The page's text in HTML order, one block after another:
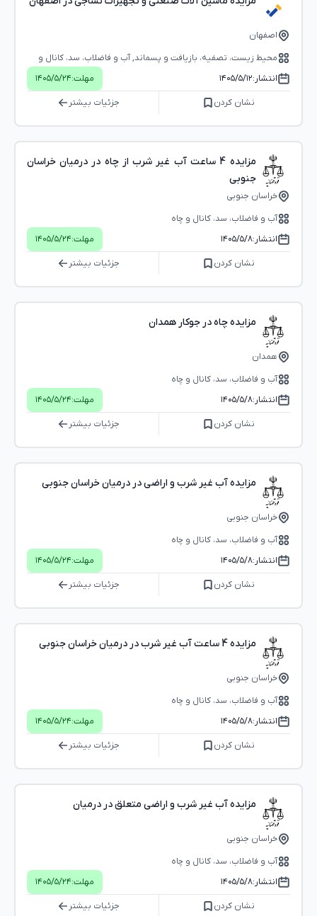
اصفهان
محیط زیست، تصفیه، بازیافت و پسماند, آب و فاضلاب، سد، کانال و
چاه, ماشین‌آلات و تجهیزات صنعتی, تجهیزات و لوازم الکترونیکی و
الکتریکی, ماشین‌ها و لوازم اداری و فروشگاهی, لوازم خانگی، آشپزخانه و
شخصی, صنعت نساجی و تجهیزات مرتبط, تولید و توزیع صنعت برق,
پوشاک، لباس و اکسسوری
انتشار:۱۴۰۵/۵/۱۲ مهلت:۱۴۰۵/۵/۲۴
نشان کردن جزئیات بیشتر
مزایده 4 ساعت آب غیر شرب از چاه در درمیان خراسان
جنوبی
خراسان جنوبی
آب و فاضلاب، سد، کانال و چاه
انتشار:۱۴۰۵/۵/۸ مهلت:۱۴۰۵/۵/۲۴
نشان کردن جزئیات بیشتر
مزایده چاه در جوکار همدان
همدان
آب و فاضلاب، سد، کانال و چاه
انتشار:۱۴۰۵/۵/۸ مهلت:۱۴۰۵/۵/۲۴
نشان کردن جزئیات بیشتر
مزایده آب غیر شرب و اراضی در درمیان خراسان جنوبی
خراسان جنوبی
آب و فاضلاب، سد، کانال و چاه
انتشار:۱۴۰۵/۵/۸ مهلت:۱۴۰۵/۵/۲۴
نشان کردن جزئیات بیشتر
مزایده 4 ساعت آب غیر شرب در درمیان خراسان جنوبی
خراسان جنوبی
آب و فاضلاب، سد، کانال و چاه
انتشار:۱۴۰۵/۵/۸ مهلت:۱۴۰۵/۵/۲۴
نشان کردن جزئیات بیشتر
مزایده آب غیر شرب و اراضی متعلق در درمیان
خراسان جنوبی
آب و فاضلاب، سد، کانال و چاه
انتشار:۱۴۰۵/۵/۸ مهلت:۱۴۰۵/۵/۲۴
نشان کردن جزئیات بیشتر